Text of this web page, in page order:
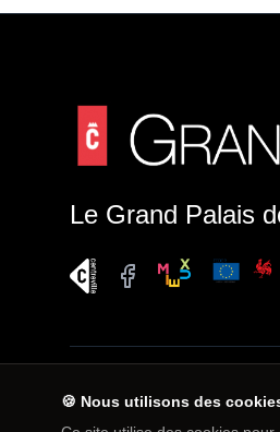
🍪 Nous utilisons des
Le Grand Palais